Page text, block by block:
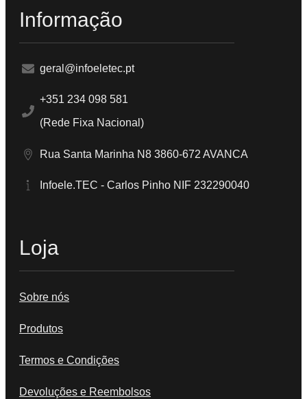
Informação
geral@infoeletec.pt
+351 234 098 581
(Rede Fixa Nacional)
Rua Santa Marinha N8 3860-672 AVANCA
Infoele.TEC - Carlos Pinho NIF 232290040
Loja
Sobre nós
Produtos
Termos e Condições
Devoluções e Reembolsos